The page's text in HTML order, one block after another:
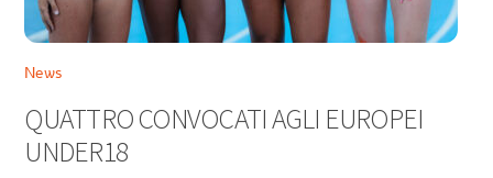
News
QUATTRO CONVOCATI AGLI EUROPEI
UNDER18